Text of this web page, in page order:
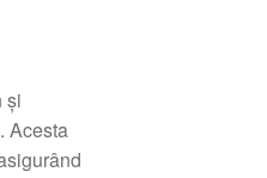
și
Acesta